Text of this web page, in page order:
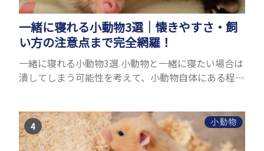
一緒に寝れる小動物3選｜懐きやすさ・飼
い方の注意点まで完全網羅！
一緒に寝れる小動物3選 小動物と一緒に寝たい場合は
潰してしまう可能性を考えて、小動物自体にある程度
が多い...
小動物